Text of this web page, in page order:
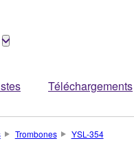
Téléchargements
Trombones YSL-354